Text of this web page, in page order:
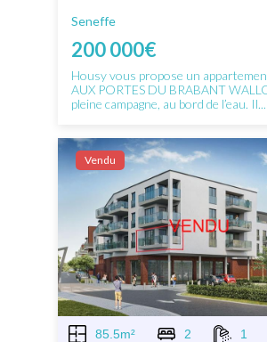
Seneffe
200 000€
Housy vous propose un
AUX PORTES DU BRABANT
pleine campagne, au bord de l’eau. Il...
Vendu
85.5m² 2 1